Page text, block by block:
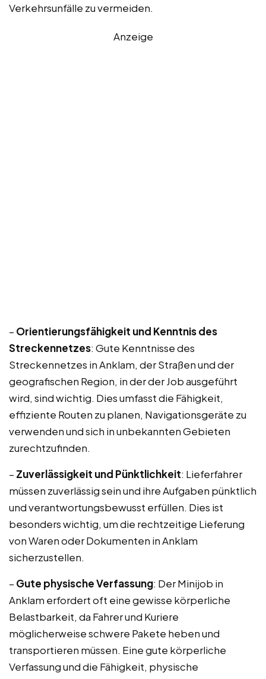
Verkehrsunfälle zu vermeiden.
Anzeige
– Orientierungsfähigkeit und Kenntnis des
Streckennetzes: Gute Kenntnisse des
Streckennetzes in Anklam, der Straßen und der
geografischen Region, in der der Job ausgeführt
wird, sind wichtig. Dies umfasst die Fähigkeit,
effiziente Routen zu planen, Navigationsgeräte zu
verwenden und sich in unbekannten Gebieten
zurechtzufinden.
– Zuverlässigkeit und Pünktlichkeit: Lieferfahrer
müssen zuverlässig sein und ihre Aufgaben pünktlich
und verantwortungsbewusst erfüllen. Dies ist
besonders wichtig, um die rechtzeitige Lieferung
von Waren oder Dokumenten in Anklam
sicherzustellen.
– Gute physische Verfassung: Der Minijob in
Anklam erfordert oft eine gewisse körperliche
Belastbarkeit, da Fahrer und Kuriere
möglicherweise schwere Pakete heben und
transportieren müssen. Eine gute körperliche
Verfassung und die Fähigkeit, physische